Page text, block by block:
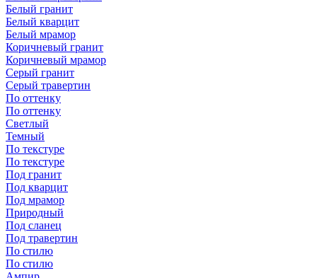
Белый гранит
Белый кварцит
Белый мрамор
Коричневый гранит
Коричневый мрамор
Серый гранит
Серый травертин
По оттенку
По оттенку
Светлый
Темный
По текстуре
По текстуре
Под гранит
Под кварцит
Под мрамор
Природный
Под сланец
Под травертин
По стилю
По стилю